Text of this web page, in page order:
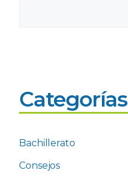
Categorías
Bachillerato
Consejos